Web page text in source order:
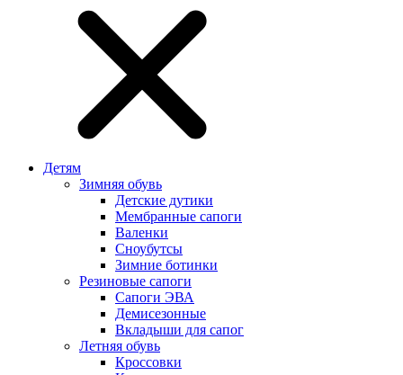
Детям
Зимняя обувь
Детские дутики
Мембранные сапоги
Валенки
Сноубутсы
Зимние ботинки
Резиновые сапоги
Сапоги ЭВА
Демисезонные
Вкладыши для сапог
Летняя обувь
Кроссовки